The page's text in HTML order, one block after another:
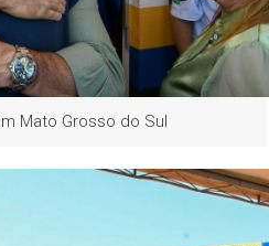
Mato Grosso do Sul